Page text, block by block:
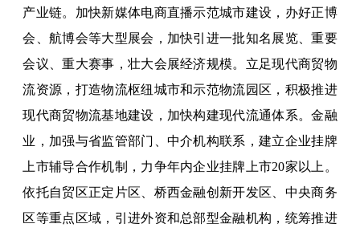
产业链。加快新媒体电商直播示范城市建设，办好正博
会、航博会等大型展会，加快引进一批知名展览、重要
会议、重大赛事，壮大会展经济规模。立足现代商贸物
流资源，打造物流枢纽城市和示范物流园区，积极推进
现代商贸物流基地建设，加快构建现代流通体系。金融
业，加强与省监管部门、中介机构联系，建立企业挂牌
上市辅导合作机制，力争年内企业挂牌上市20家以上。
依托自贸区正定片区、桥西金融创新开发区、中央商务
区等重点区域，引进外资和总部型金融机构，统筹推进